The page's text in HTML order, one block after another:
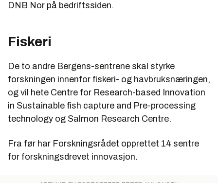
DNB Nor på bedriftssiden.
Fiskeri
De to andre Bergens-sentrene skal styrke
forskningen innenfor fiskeri- og havbruksnæringen,
og vil hete Centre for Research-based Innovation
in Sustainable fish capture and Pre-processing
technology og Salmon Research Centre.
Fra før har Forskningsrådet opprettet 14 sentre
for forskningsdrevet innovasjon.